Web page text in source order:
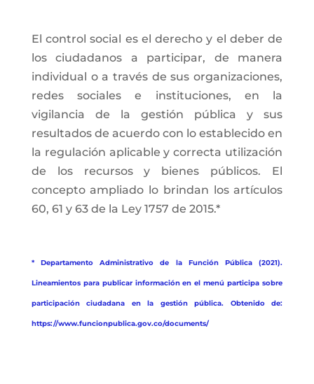
El control social es el derecho y el deber de
los ciudadanos a participar, de manera
individual o a través de sus organizaciones,
redes sociales e instituciones, en la
vigilancia de la gestión pública y sus
resultados de acuerdo con lo establecido en
la regulación aplicable y correcta utilización
de los recursos y bienes públicos. El
concepto ampliado lo brindan los artículos
60, 61 y 63 de la Ley 1757 de 2015.*
* Departamento Administrativo de la Función Pública (2021).
Lineamientos para publicar información en el menú participa sobre
participación ciudadana en la gestión pública. Obtenido de:
https://www.funcionpublica.gov.co/documents/